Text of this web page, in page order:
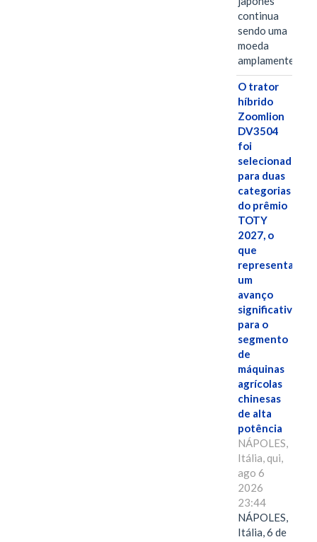
continua
sendo uma
moeda
amplamente…
O trator
híbrido
Zoomlion
DV3504
foi
selecionado
para duas
categorias
do prêmio
TOTY
2027, o
que
representa
um
avanço
significativo
para o
segmento
de
máquinas
agrícolas
chinesas
de alta
potência
NÁPOLES,
Itália, qui,
ago 6
2026
23:44
NÁPOLES,
Itália, 6 de